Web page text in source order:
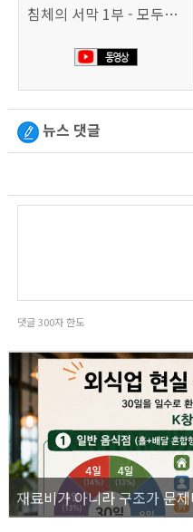
침체의 서막 1부 - 모두가 가난해진다 | 시사직격 신년특집
뉴스 댓글
댓글300자 한도